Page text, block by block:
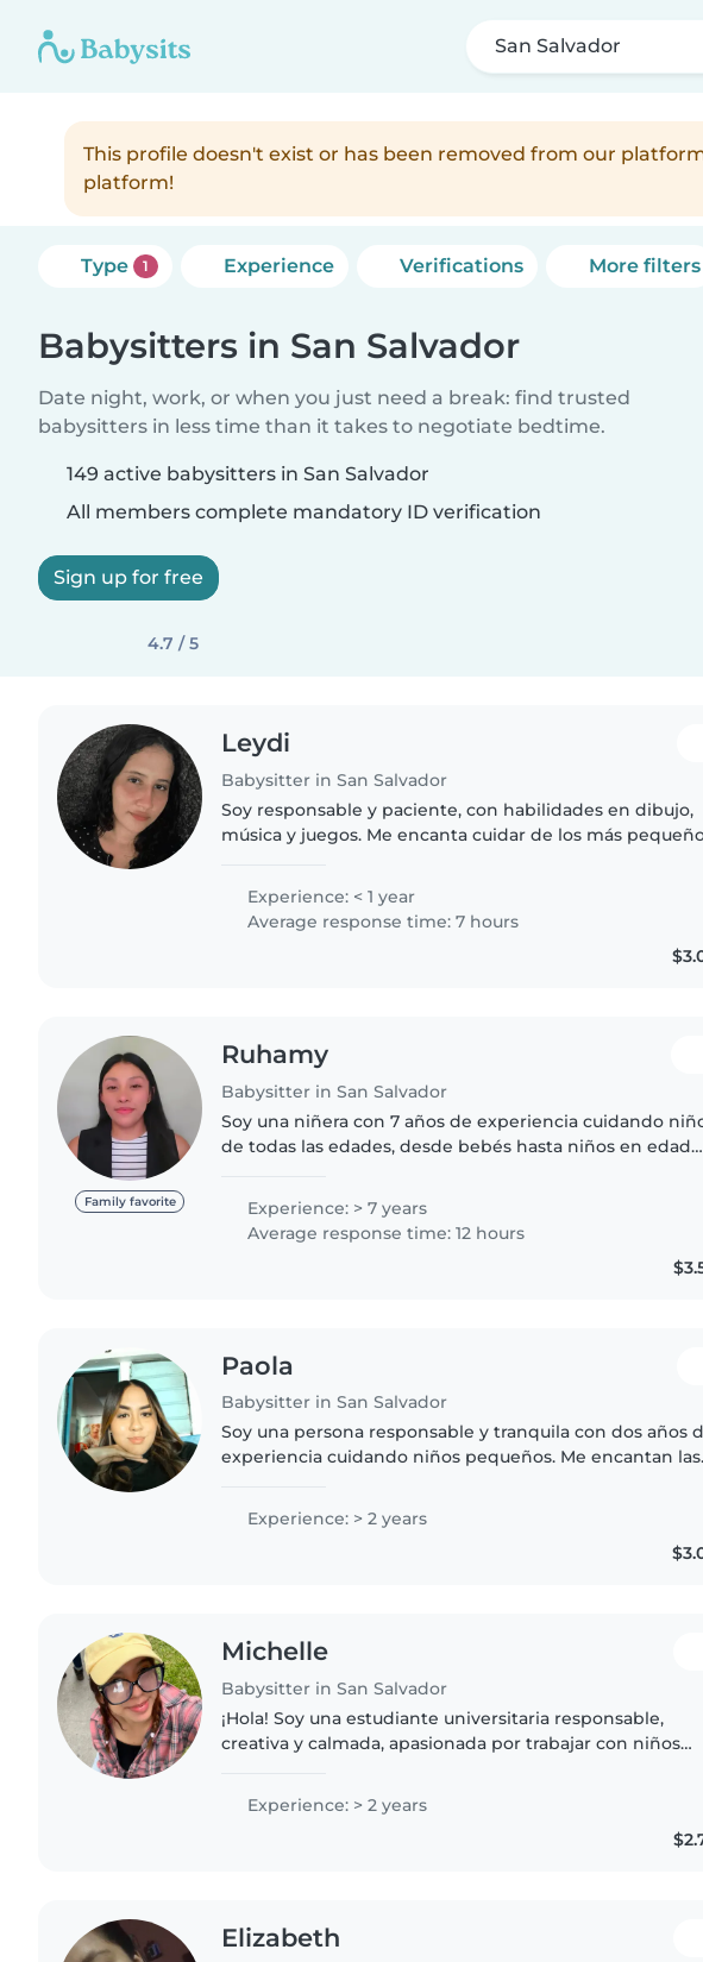
San Salvador
This profile doesn't exist or has been removed from our
platform!
Type 1 Experience Verifications More filters
Babysitters in San Salvador
Date night, work, or when you just need a break: find trusted
babysitters in less time than it takes to negotiate bedtime.
149 active babysitters in San Salvador
All members complete mandatory ID verification
Sign up for free
4.7 / 5
Leydi
Babysitter in San Salvador
Soy responsable y paciente, con habilidades en dibujo,
música y juegos. Me encanta cuidar de los más
dispuesto/a a..
Experience: < 1 year
Average response time: 7 hours
Family favorite
Ruhamy
Babysitter in San Salvador
Soy una niñera con 7 años de experiencia cuidando
de todas las edades, desde bebés hasta niños en edad
Experience: > 7 years
Average response time: 12 hours
Paola
Babysitter in San Salvador
Soy una persona responsable y tranquila con dos años
experiencia cuidando niños pequeños. Me encantan las
peques entretenidos...
Experience: > 2 years
Michelle
Babysitter in San Salvador
¡Hola! Soy una estudiante universitaria responsable,
creativa y calmada, apasionada por trabajar con niños
habilidades como..
Experience: > 2 years
Elizabeth